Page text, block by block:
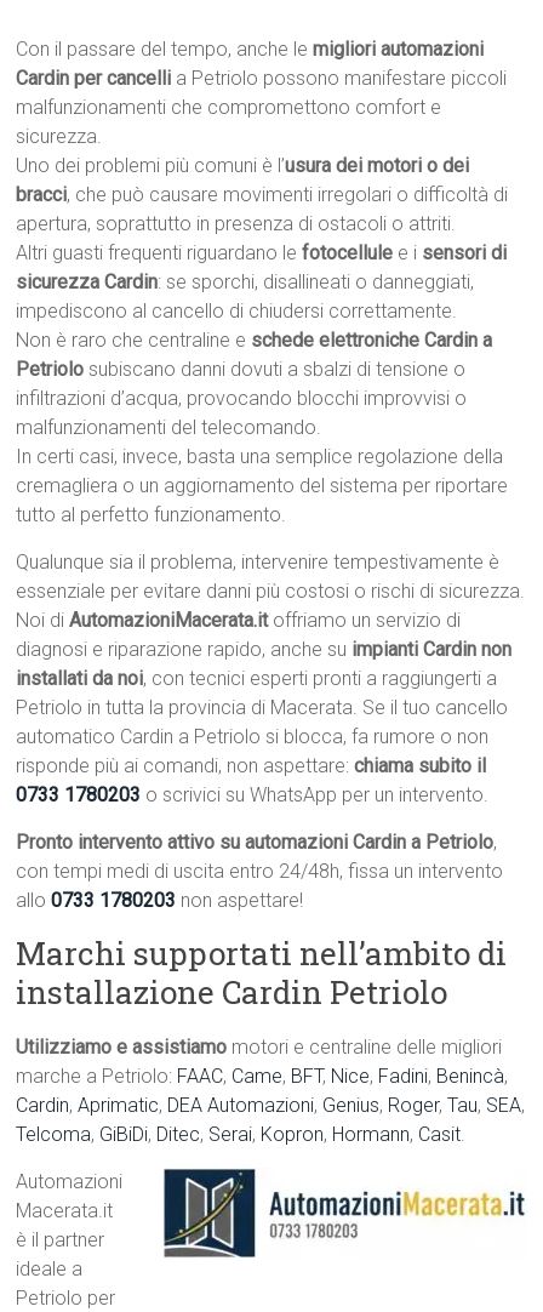
Con il passare del tempo, anche lemigliori automazioni
Cardin per cancelli a Petriolo possono manifestare piccoli
malfunzionamenti che compromettono comfort e
sicurezza.
Uno dei problemi più comuni è l’usura dei motori o dei
bracci, che può causare movimenti irregolari o difficoltà di
apertura, soprattutto in presenza di ostacoli o attriti.
Altri guasti frequenti riguardano lefotocellule e i sensori di
sicurezza Cardin: se sporchi, disallineati o danneggiati,
impediscono al cancello di chiudersi correttamente.
Non è raro che centraline e schede elettroniche Cardin a
Petriolo subiscano danni dovuti a sbalzi di tensione o
infiltrazioni d’acqua, provocando blocchi improvvisi o
malfunzionamenti del telecomando.
In certi casi, invece, basta una semplice regolazione della
cremagliera o un aggiornamento del sistema per riportare
tutto al perfetto funzionamento.
Qualunque sia il problema, intervenire tempestivamente è
essenziale per evitare danni più costosi o rischi di sicurezza.
Noi diAutomazioniMacerata.itoffriamo un servizio di
diagnosi e riparazione rapido, anche su impianti Cardin non
installati da noi, con tecnici esperti pronti a raggiungerti a
Petriolo in tutta la provincia di Macerata. Se il tuo cancello
automatico Cardin a Petriolo si blocca, fa rumore o non
risponde più ai comandi, non aspettare:chiama subito il
0733 1780203 o scrivici su WhatsApp per un intervento.
Pronto intervento attivo su automazioni Cardin a Petriolo,
con tempi medi di uscita entro 24/48h, fissa un intervento
allo0733 1780203 non aspettare!
Marchi supportati nell’ambito di
installazione Cardin Petriolo
Utilizziamo e assistiamo motori e centraline delle migliori
marche a Petriolo: FAAC, Came, BFT, Nice, Fadini, Benincà,
Cardin,Aprimatic, DEA Automazioni, Genius, Roger,Tau, SEA,
Telcoma, GiBiDi, Ditec, Serai, Kopron, Hormann, Casit.
Automazioni
Macerata.it
è il partner
ideale a
Petriolo per